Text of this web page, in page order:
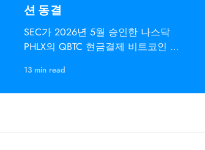
션 동결
SEC가 2026년 5월 승인한 나스닥
PHLX의 QBTC 현금결제 비트코인 지
13 min read